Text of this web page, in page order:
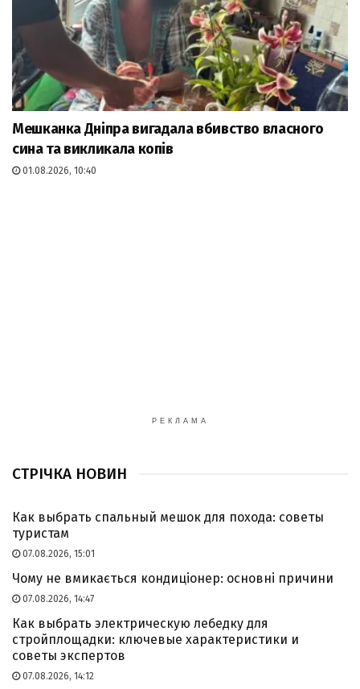
Мешканка Дніпра вигадала вбивство власного
сина та викликала копів
01.08.2026, 10:40
РЕКЛАМА
СТРІЧКА НОВИН
Как выбрать спальный мешок для похода: советы
туристам
07.08.2026, 15:01
Чому не вмикається кондиціонер: основні причини
07.08.2026, 14:47
Как выбрать электрическую лебедку для
стройплощадки: ключевые характеристики и
советы экспертов
07.08.2026, 14:12